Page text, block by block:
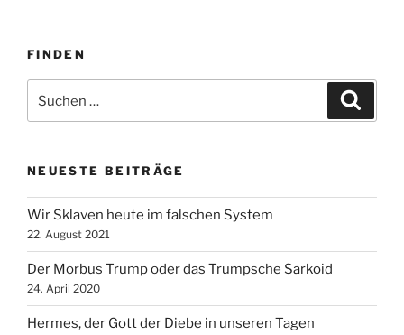
FINDEN
nach:
NEUESTE BEITRÄGE
Wir Sklaven heute im falschen System
22. August 2021
Der Morbus Trump oder das Trumpsche Sarkoid
24. April 2020
Hermes, der Gott der Diebe in unseren Tagen